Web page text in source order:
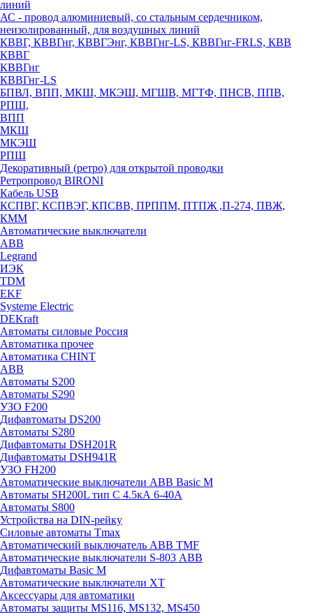
линий
АС - провод алюминиевый, со стальным сердечником,
неизолированный, для воздушных линий
КВВГ, КВВГнг, КВВГЭнг, КВВГнг-LS, КВВГнг-FRLS, КВВ
КВВГ
КВВГнг
КВВГнг-LS
БПВЛ, ВПП, МКШ, МКЭШ, МГШВ, МГТФ, ПНСВ, ППВ,
РПШ,
ВПП
МКШ
МКЭШ
РПШ
Декоративный (ретро) для открытой проводки
Ретропровод BIRONI
Кабель USB
КСПВГ, КСПВЭГ, КПСВВ, ПРППМ, ПТПЖ ,П-274, ПВЖ,
КММ
Автоматические выключатели
ABB
Legrand
ИЭК
TDM
EKF
Systeme Electric
DEKraft
Автоматы силовые Россия
Автоматика прочее
Автоматика CHINT
ABB
Автоматы S200
Автоматы S290
УЗО F200
Дифавтоматы DS200
Автоматы S280
Дифавтоматы DSH201R
Дифавтоматы DSH941R
УЗО FH200
Автоматические выключатели ABB Basic M
Автоматы SH200L тип С 4.5кА 6-40А
Автоматы S800
Устройства на DIN-рейку
Силовые автоматы Tmax
Автоматический выключатель ABB TMF
Автоматические выключатели S-803 АВВ
Дифавтоматы Basic M
Автоматические выключатели XT
Аксессуары для автоматики
Автоматы защиты MS116, MS132, MS450